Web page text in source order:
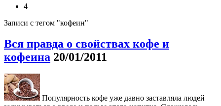
4
Записи с тегом "кофеин"
Вся правда о свойствах кофе и
кофеина 20/01/2011
Популярность кофе уже давно заставляла людей